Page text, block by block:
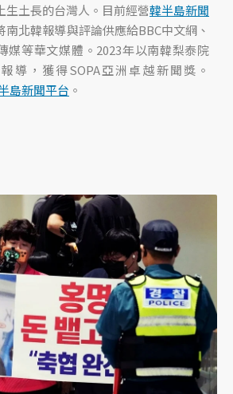
生土長的台灣人。目前經營韓半島新聞
南北韓報導與評論供應給BBC中文網、
媒等華文媒體。2023年以南韓梨泰院
導，獲得SOPA亞洲卓越新聞獎。
島新聞平台 。